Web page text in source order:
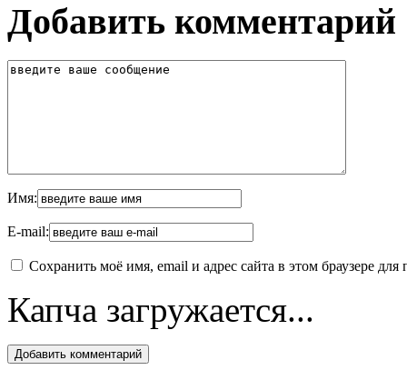
Добавить комментарий
Имя:
E-mail:
Сохранить моё имя, email и адрес сайта в этом браузере
Капча загружается...